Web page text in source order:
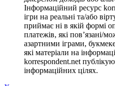
Інформаційний ресурс
ігри на реальні та/або
приймає ні в якій формі
платежів, які пов’язані/
азартними іграми,
які матеріали на
korrespondent.net
інформаційних цілях.